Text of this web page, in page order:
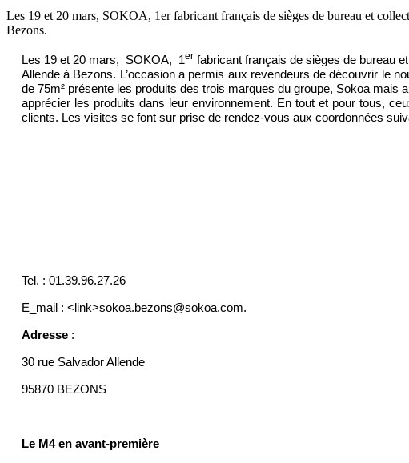
Les 19 et 20 mars, SOKOA, 1er fabricant français de sièges de bureau et
Bezons.
Les 19 et 20 mars, SOKOA, 1er fabricant français de sièges de bureau
Allende à Bezons. L’occasion a permis aux revendeurs de découvrir le
de 75m² présente les produits des trois marques du groupe, Sokoa
apprécier les produits dans leur environnement. En tout et pour tous,
clients. Les visites se font sur prise de rendez-vous aux coordonnées
Tel. : 01.39.96.27.26
E_mail : <link>sokoa.bezons@sokoa.com.
Adresse :
30 rue Salvador Allende
95870 BEZONS
Le M4 en avant-première